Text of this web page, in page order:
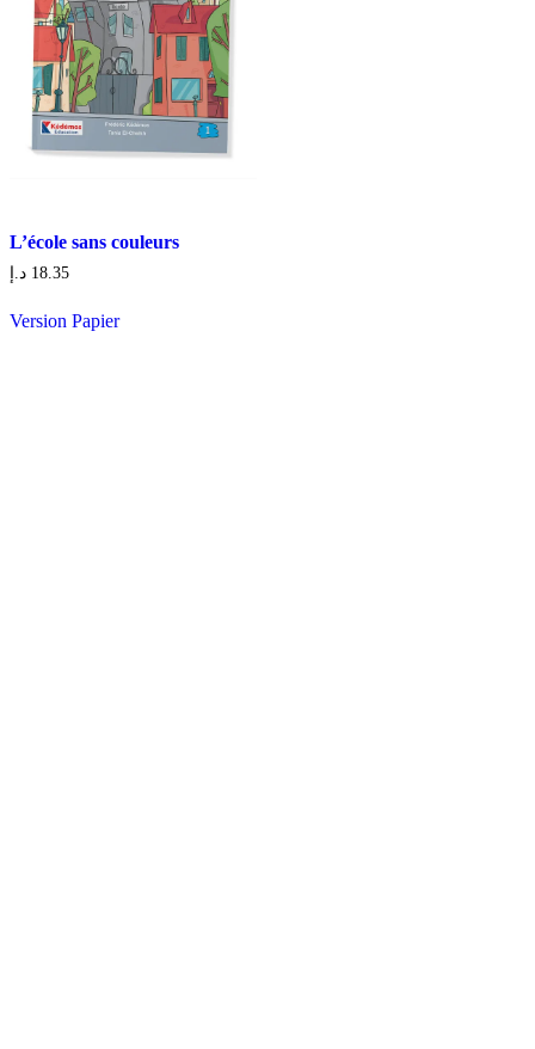
L’école sans couleurs
18.35 د.إ
Version Papier